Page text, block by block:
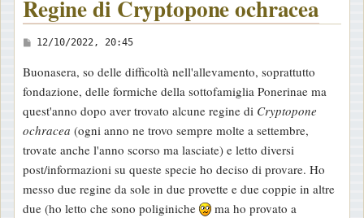
Regine di Cryptopone ochracea
M
s
s
a
g
g
i
o
12/10/2022, 20:45
Buonasera, so delle difficoltà nell'allevamento, soprattutto
fondazione, delle formiche della sottofamiglia Ponerinae ma
quest'anno dopo aver trovato alcune regine di Cryptopone
ochracea (ogni anno ne trovo sempre molte a settembre,
trovate anche l'anno scorso ma lasciate) e letto diversi
post/informazioni su queste specie ho deciso di provare. Ho
messo due regine da sole in due provette e due coppie in altre
due (ho letto che sono poliginiche
ma ho provato a